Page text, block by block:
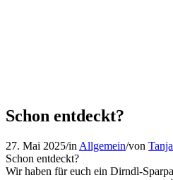
Schon entdeckt?
27. Mai 2025/in Allgemein/von
Schon entdeckt?
Wir haben für euch ein Dirndl-